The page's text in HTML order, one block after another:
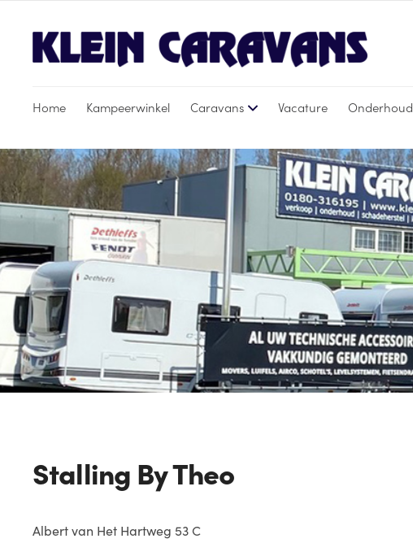
Home Kampeerwinkel Caravans Vacature Onderhoud
Stalling By Theo
Albert van Het Hartweg 53 C